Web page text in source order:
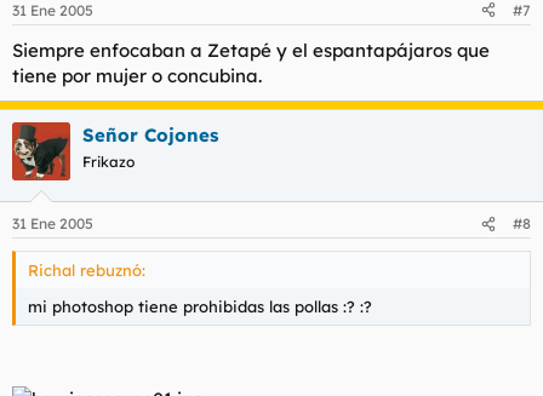
31 Ene 2005 #7
Siempre enfocaban a Zetapé y el espantapájaros que
tiene por mujer o concubina.
Señor Cojones
Frikazo
31 Ene 2005 #8
Richal rebuznó:
mi photoshop tiene prohibidas las pollas :? :?